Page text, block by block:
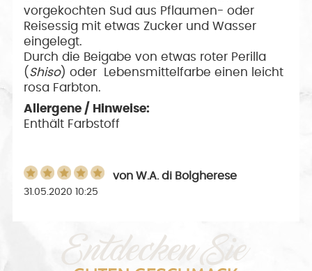
vorgekochten Sud aus Pflaumen- oder
Reisessig mit etwas Zucker und Wasser
eingelegt.
Durch die Beigabe von etwas roter Perilla
( Shiso) oder Lebensmittelfarbeeinen leicht
rosa Farbton.
Allergene / Hinweise:
Enthält Farbstoff
vonW.A. di Bolgherese
31.05.2020 10:25